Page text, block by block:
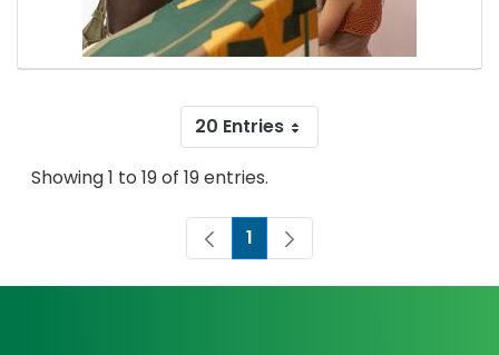
20 Entries
Showing 1 to 19 of 19 entries.
Page
1